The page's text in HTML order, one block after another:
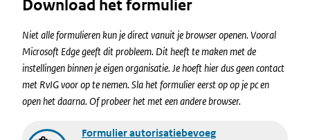
Download het formulier
Niet alle formulieren kun je direct vanuit je browser openen. Vooral
Microsoft Edge geeft dit probleem. Dit heeft te maken met de
instellingen binnen je eigen organisatie. Je hoeft hier dus geen contact
met RvIG voor op te nemen. Sla het formulier eerst op op je pc en
open het daarna. Of probeer het met een andere browser.
Document
Formulier autorisatiebevoeg